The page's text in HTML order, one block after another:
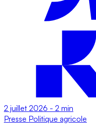
2 juillet 2026 - 2 min
Presse Politique agricole